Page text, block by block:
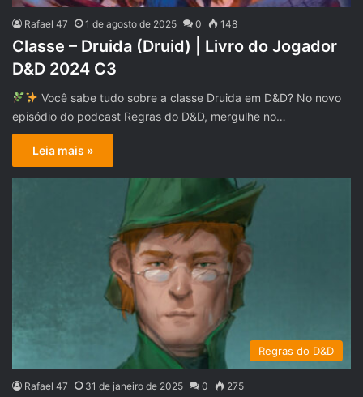
Rafael 47 1 de agosto de 2025 0 148
Classe – Druida (Druid) | Livro do Jogador
D&D 2024 C3
Você sabe tudo sobre a classe Druida em D&D? No novo
episódio do podcast Regras do D&D, mergulhe no…
Leia mais »
Regras do D&D
Rafael 47 31 de janeiro de 2025 0 275